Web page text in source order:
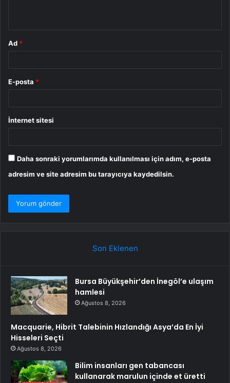
Ad *
E-posta *
İnternet sitesi
Daha sonraki yorumlarımda kullanılması için adım, e-posta
adresim ve site adresim bu tarayıcıya kaydedilsin.
Son Eklenen
Bursa Büyükşehir’den İnegöl’e ulaşım
hamlesi
Ağustos 8, 2026
Macquarie, Hibrit Talebinin Hızlandığı Asya’da En İyi
Hisseleri Seçti
Ağustos 8, 2026
Bilim insanları gen tabancası
kullanarak marulun içinde et üretti